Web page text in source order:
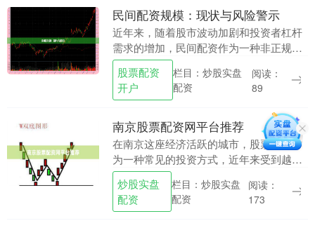
民间配资规模：现状与风险警示
近年来，随着股市波动加剧和投资者杠杆
需求的增加，民间配资作为一种非正规的
融资方式，其规模呈现明显扩张趋势。根
据行业不完全统计，2024年以来，民间配
资市场规模已....
股票配资
开户
栏目：炒股实盘
配资
阅读：
89
南京股票配资网平台推荐
在南京这座经济活跃的城市，股票配资作
为一种常见的投资方式，近年来受到越来
越多投资者的关注。无论是短线操作还是
中长线布局，配资都能帮助投资者放大资
金使用效率。但面....
炒股实盘
配资
栏目：炒股实盘
配资
阅读：
173